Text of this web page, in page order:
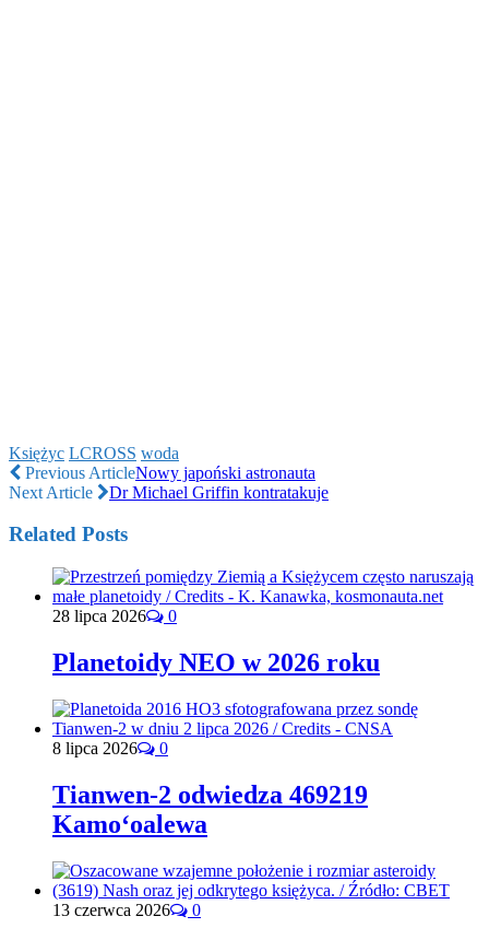
Księżyc LCROSS woda
Previous ArticleNowy japoński astronauta
Next Article
Dr Michael Griffin kontratakuje
Related Posts
28 lipca 2026 0
Planetoidy NEO w 2026 roku
8 lipca 2026 0
Tianwen-2 odwiedza 469219
Kamoʻoalewa
13 czerwca 2026 0